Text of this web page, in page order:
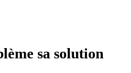
sa solution